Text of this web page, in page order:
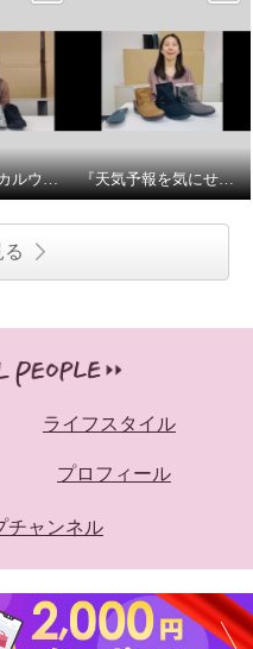
アサヒメディカルウォークメッシュスニーカーのご紹介 『天気予報を気にせず履けるトップドライ』 寒冷地仕様 ベルト付ミドルブーツの紹介とサイズについて
ライフスタイル
プロフィール
チャンネル